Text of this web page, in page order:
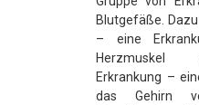
Blutgefäße.
– eine
Herzmuskel
Erkrankung –
das Gehirn